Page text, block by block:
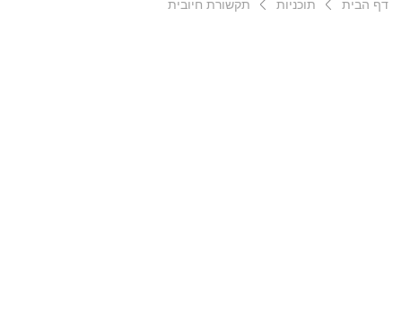
דף הבית תוכניות תקשורת חיובית